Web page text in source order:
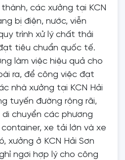
các xưởng tại KCN
bị điện, nước, viễn
trình xử lý chất thải
tiêu chuẩn quốc tế.
làm việc hiệu quả cho
ra, để công việc đạt
nhà xưởng tại KCN Hải
tuyến đường rộng rãi,
chuyển các phương
xe tải lớn và xe
xưởng ở KCN Hải Sơn
ngơi hợp lý cho công